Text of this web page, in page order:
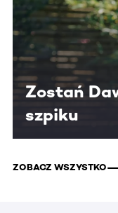
Zostań
szpiku
ZOBACZ WSZYSTKO